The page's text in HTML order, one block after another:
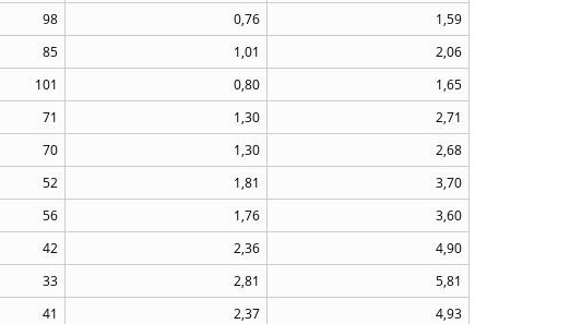
98 0,76
1,59
85 1,01
2,06
101 0,80
1,65
71 1,30
2,71
70 1,30
2,68
52 1,81
3,70
56 1,76
3,60
42 2,36
4,90
33 2,81
5,81
41 2,37
4,93